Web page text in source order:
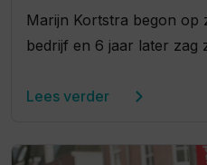
Marijn Kortstra begon op
bedrijf en 6 jaar later zag
Lees verder